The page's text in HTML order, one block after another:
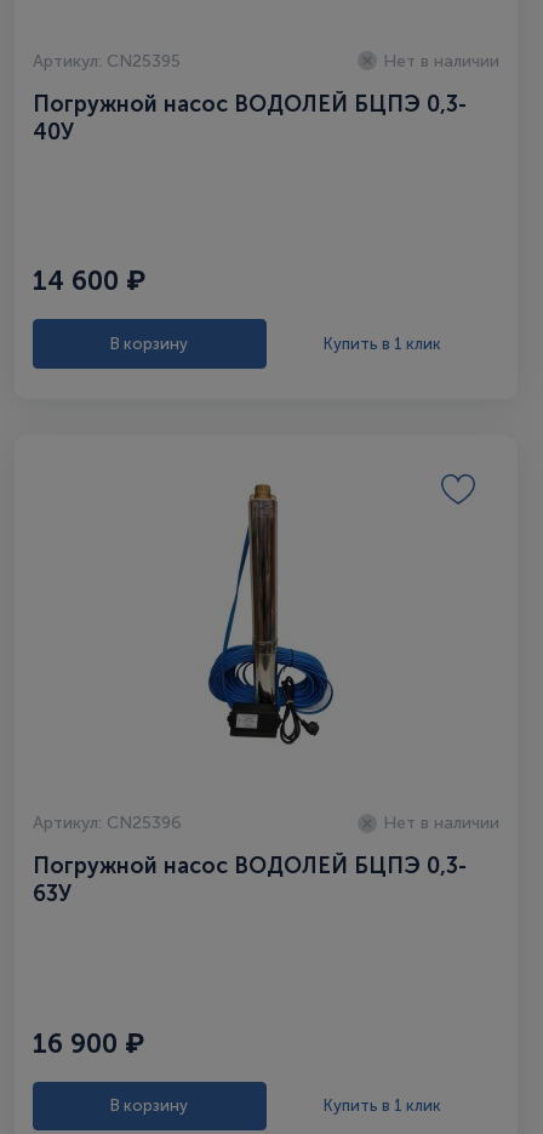
Артикул: CN25395 Нет в наличии
Погружной насос ВОДОЛЕЙ БЦПЭ 0,3-
40У
14 600 ₽
В корзину Купить в 1 клик
Артикул: CN25396 Нет в наличии
Погружной насос ВОДОЛЕЙ БЦПЭ 0,3-
63У
16 900 ₽
В корзину Купить в 1 клик